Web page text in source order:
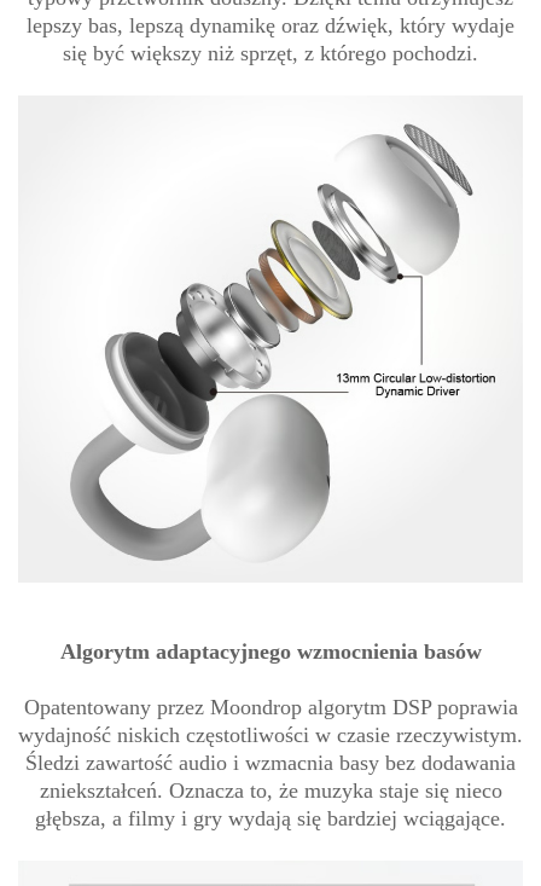
lepszy bas, lepszą dynamikę oraz dźwięk, który wydaje
się być większy niż sprzęt, z którego pochodzi.
Algorytm adaptacyjnego wzmocnienia basów
Opatentowany przez Moondrop algorytm DSP poprawia
wydajność niskich częstotliwości w czasie rzeczywistym.
Śledzi zawartość audio i wzmacnia basy bez dodawania
zniekształceń. Oznacza to, że muzyka staje się nieco
głębsza, a filmy i gry wydają się bardziej wciągające.